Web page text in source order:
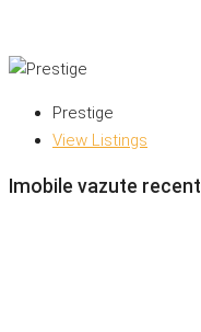
Prestige
View Listings
Imobile vazute recent